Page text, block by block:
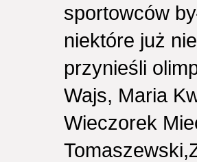
sportowców
niektóre już
przynieśli
Wajs, Maria
Wieczorek